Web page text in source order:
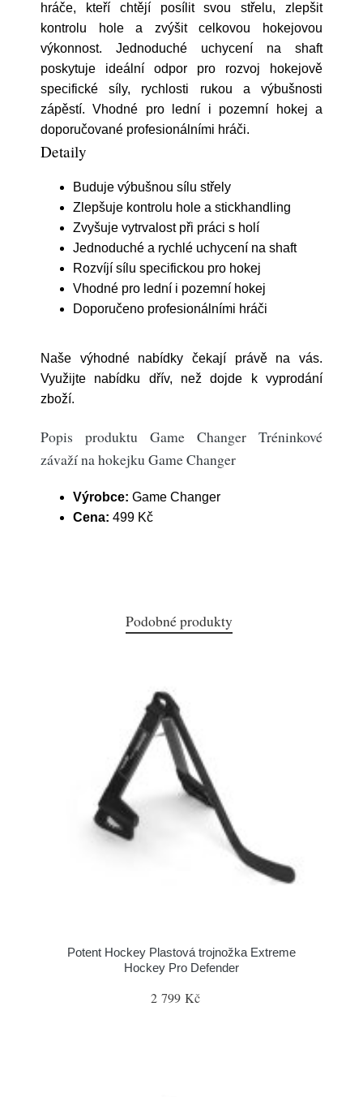
hráče, kteří chtějí posílit svou střelu, zlepšit
kontrolu hole a zvýšit celkovou hokejovou
výkonnost. Jednoduché uchycení na shaft
poskytuje ideální odpor pro rozvoj hokejově
specifické síly, rychlosti rukou a výbušnosti
zápěstí. Vhodné pro lední i pozemní hokej a
doporučované profesionálními hráči.
Detaily
Buduje výbušnou sílu střely
Zlepšuje kontrolu hole a stickhandling
Zvyšuje vytrvalost při práci s holí
Jednoduché a rychlé uchycení na shaft
Rozvíjí sílu specifickou pro hokej
Vhodné pro lední i pozemní hokej
Doporučeno profesionálními hráči
Naše výhodné nabídky čekají právě na vás.
Využijte nabídku dřív, než dojde k vyprodání
zboží.
Popis produktu Game Changer Tréninkové
závaží na hokejku Game Changer
Výrobce: Game Changer
Cena: 499 Kč
Podobné produkty
Potent Hockey Plastová trojnožka Extreme
Hockey Pro Defender
2 799 Kč